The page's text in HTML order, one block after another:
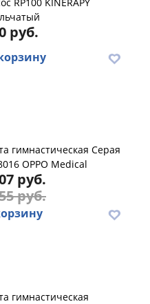
руб.
гимнастическая Серая
OPPO Medical
руб.
руб.
гимнастическая